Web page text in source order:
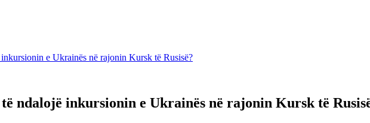
e Ukrainës në rajonin Kursk të Rusisë?
ndalojë inkursionin e Ukrainës në rajonin Kursk të